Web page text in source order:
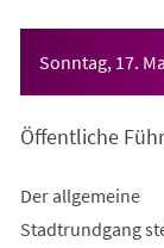
Sonntag, 17.
Öffentliche
Der allgemeine
Stadtrundgang